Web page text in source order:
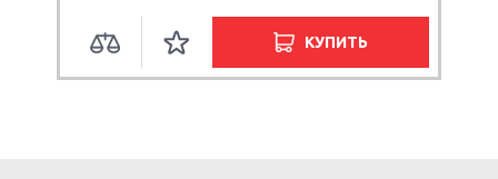
КУПИТЬ